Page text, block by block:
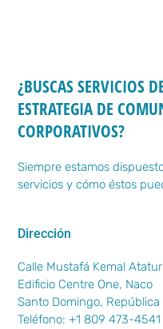
¿BUSCAS SERVICIOS
ESTRATEGIA DE
CORPORATIVOS?
Siempre estamos
servicios y cómo éstos
Dirección
Calle Mustafá Kemal
Edificio Centre One, Naco
Santo Domingo,
Teléfono: +1 809 473-4541